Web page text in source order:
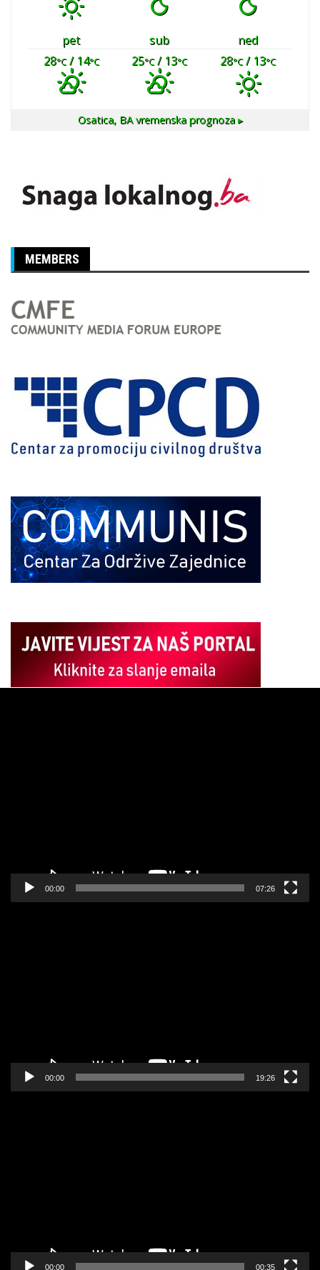
pet sub
ned
28°C/ 14°C 25°C/ 13°C 28°C/ 13°C
Osatica, BAvremenska prognoza ▸
MEMBERS
00:00 07:26
00:00 19:26
00:00 00:35